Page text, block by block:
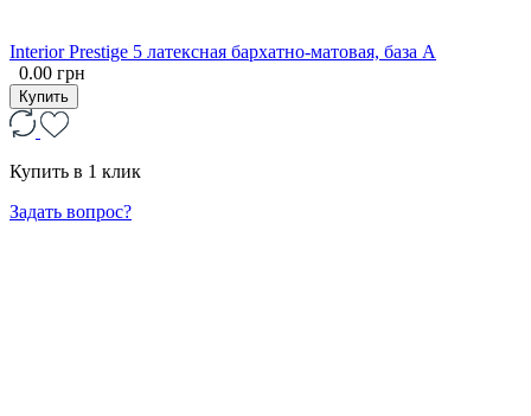
Interior Prestige 5 латексная бархатно-матовая, база А
0.00 грн
Купить
Купить в 1 клик
Задать вопрос?